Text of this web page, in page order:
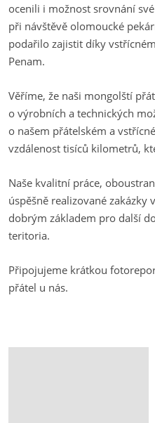
ocenili i možnost srovnání
při návštěvě olomoucké
podařilo zajistit díky
Penam.
Věříme, že naši mongolští
o výrobních a technických
o našem přátelském a
vzdálenost tisíců kilometrů,
Naše kvalitní práce,
úspěšně realizované
dobrým základem pro další
teritoria.
Připojujeme krátkou
přátel u nás.